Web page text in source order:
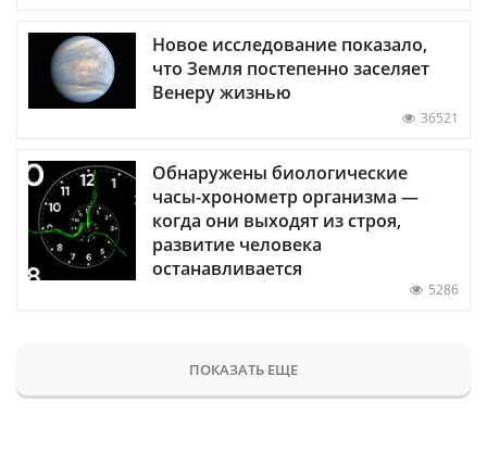
Новое исследование показало,
что Земля постепенно заселяет
Венеру жизнью
36521
Обнаружены биологические
часы-хронометр организма —
когда они выходят из строя,
развитие человека
останавливается
5286
ПОКАЗАТЬ ЕЩЕ